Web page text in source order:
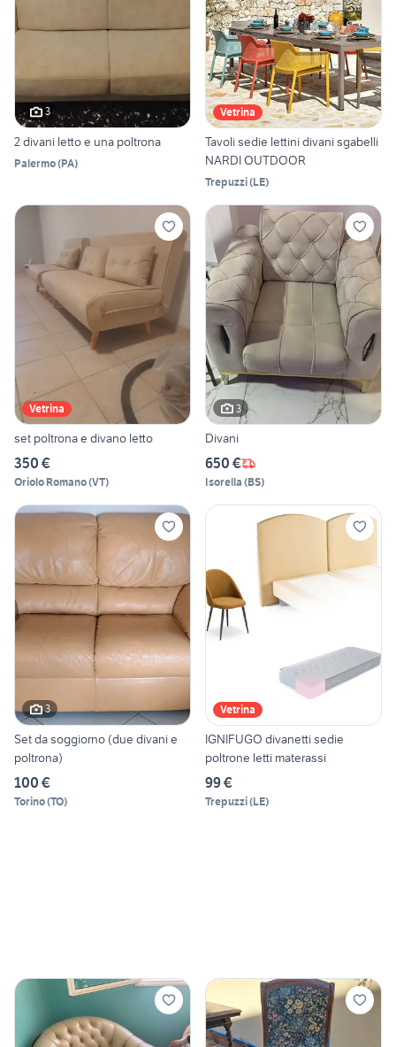
3
2 divani letto e una poltrona
Palermo(PA)
Vetrina
Tavoli sedie lettini divani sgabelli
NARDI OUTDOOR
Trepuzzi(LE)
Vetrina
set poltrona e divano letto
350 €
Oriolo Romano(VT)
3
Divani
650 €
Isorella (BS)
3
Set da soggiorno (due divani e
poltrona)
100 €
Torino(TO)
Vetrina
IGNIFUGO divanetti sedie
poltrone letti materassi
99 €
Trepuzzi(LE)